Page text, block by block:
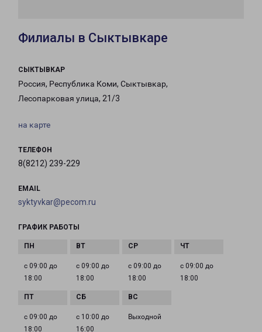
Филиалы в Сыктывкаре
СЫКТЫВКАР
Россия, Республика Коми, Сыктывкар,
Лесопарковая улица, 21/3
на карте
ТЕЛЕФОН
8(8212) 239-229
EMAIL
syktyvkar@pecom.ru
ГРАФИК РАБОТЫ
с 09:00 до
18:00
с 09:00 до
18:00
с 09:00 до
18:00
с 09:00 до
18:00
с 09:00 до
18:00
с 10:00 до
16:00
Выходной